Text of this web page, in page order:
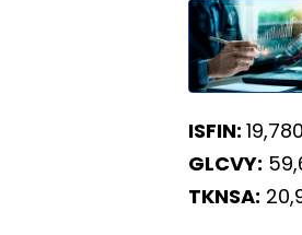
ISFIN:
GLCVY:
TKNSA: